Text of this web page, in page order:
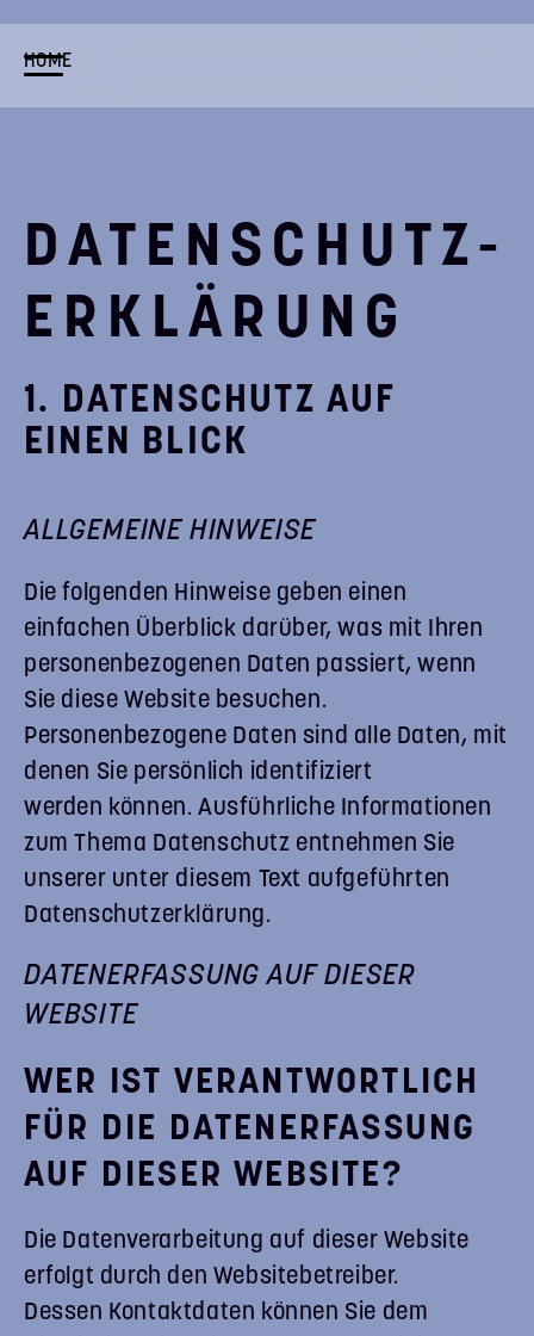
HOME
DATENSCHUTZ­
ERKLÄRUNG
1. DATENSCHUTZ AUF
EINEN BLICK
ALLGEMEINE HINWEISE
Die folgenden Hinweise geben einen
einfachen Überblick darüber, was mit Ihren
personenbezogenen Daten passiert, wenn
Sie diese Website besuchen.
Personenbezogene Daten sind alle Daten, mit
denen Sie persönlich identifiziert
werden können. Ausführliche Informationen
zum Thema Datenschutz entnehmen Sie
unserer unter diesem Text aufgeführten
Datenschutzerklärung.
DATENERFASSUNG AUF DIESER
WEBSITE
WER IST VERANTWORTLICH
FÜR DIE DATENERFASSUNG
AUF DIESER WEBSITE?
Die Datenverarbeitung auf dieser Website
erfolgt durch den Websitebetreiber.
Dessen Kontaktdaten können Sie dem